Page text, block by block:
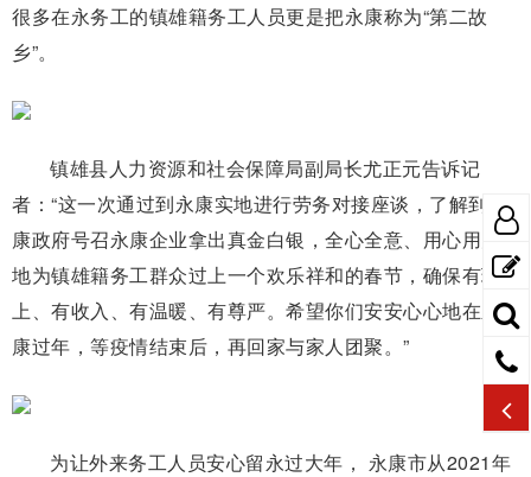
很多在永务工的镇雄籍务工人员更是把永康称为“第二故
乡”。
镇雄县人力资源和社会保障局副局长尤正元告诉记
者：“这一次通过到永康实地进行劳务对接座谈，了解到永
康政府号召永康企业拿出真金白银，全心全意、用心用力
地为镇雄籍务工群众过上一个欢乐祥和的春节，确保有班
上、有收入、有温暖、有尊严。希望你们安安心心地在永
康过年，等疫情结束后，再回家与家人团聚。”
为让外来务工人员安心留永过大年， 永康市从2021年